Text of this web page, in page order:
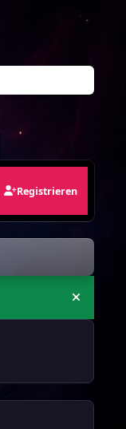
Registrieren